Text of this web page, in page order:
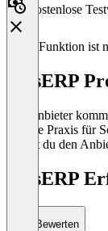
Kostenlose
Diese Funktion ist
bossERP
Der Anbieter
übliche Praxis für
kannst du den
bossERP
Bewerten